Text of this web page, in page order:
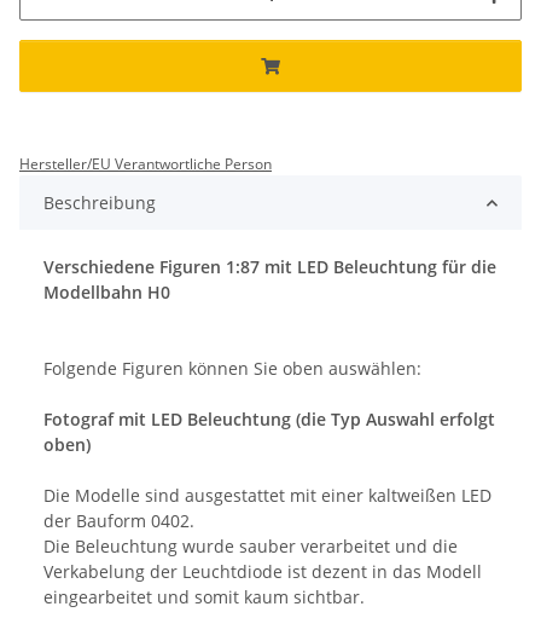
Hersteller/EU Verantwortliche Person
Beschreibung
Verschiedene Figuren 1:87 mit LED Beleuchtung für die
Modellbahn H0
Folgende Figuren können Sie oben auswählen:
Fotograf mit LED Beleuchtung (die Typ Auswahl erfolgt
oben)
Die Modelle sind ausgestattet mit einer kaltweißen LED
der Bauform 0402.
Die Beleuchtung wurde sauber verarbeitet und die
Verkabelung der Leuchtdiode ist dezent in das Modell
eingearbeitet und somit kaum sichtbar.